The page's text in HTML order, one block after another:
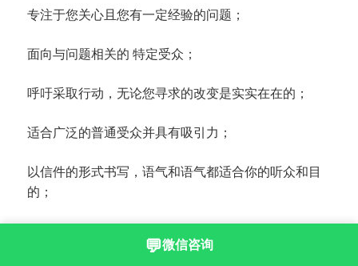
专注于您关心且您有一定经验的问题；
面向与问题相关的 特定受众；
呼吁采取行动，无论您寻求的改变是实实在在的；
适合广泛的普通受众并具有吸引力；
以信件的形式书写，语气和语气都适合你的听众和目
的；
💬微信咨询